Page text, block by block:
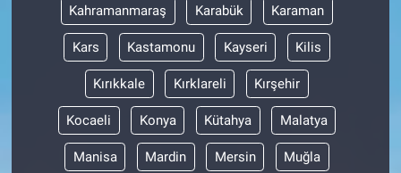
Kahramanmaraş Karabük Karaman
Kars Kastamonu Kayseri Kilis
Kırıkkale Kırklareli Kırşehir
Kocaeli Konya Kütahya Malatya
Manisa Mardin Mersin Muğla
Popüler
Programlar
Sağlık
Spor